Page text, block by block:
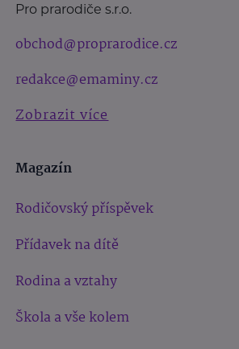
Pro prarodiče s.r.o.
obchod@proprarodice.cz
redakce@emaminy.cz
Zobrazit více
Magazín
Rodičovský příspěvek
Přídavek na dítě
Rodina a vztahy
Škola a vše kolem